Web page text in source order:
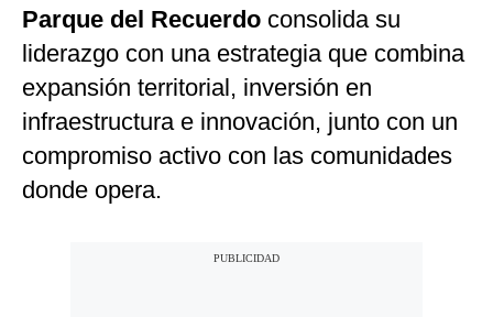
México
Internacional
Tecnología
Club del Suscriptor
Parque del Recuerdo consolida su
liderazgo con una estrategia que combina
expansión territorial, inversión en
infraestructura e innovación, junto con un
compromiso activo con las comunidades
donde opera.